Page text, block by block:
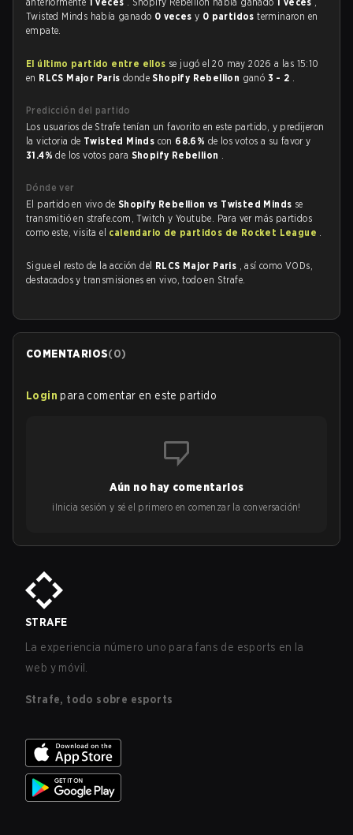
Twisted Minds había ganado 0 vecesy 0 partidosterminaron en
empate.
El último partido entre ellos se jugó el 20 may 2026 a las 15:10
en RLCS Major ParisdondeShopify Rebellion ganó 3 - 2 .
Predicción del partido
Los usuarios de Strafe tenían un favorito en este partido, y predijeron
la victoria de Twisted Minds con 68.6% de los votos a su favor y
31.4%de los votos para Shopify Rebellion .
Dónde ver
El partido en vivo de Shopify Rebellion vs Twisted Minds se
transmitió en strafe.com, Twitch y Youtube. Para ver más partidos
como este, visita el calendario de partidos de Rocket League .
Sigue el resto de la acción del RLCS Major Paris , así como VODs,
destacados y transmisiones en vivo, todo en Strafe.
COMENTARIOS(0)
Login para comentar en este partido
Aún no hay comentarios
¡Inicia sesión y sé el primero en comenzar la conversación!
STRAFE
La experiencia número uno para fans de esports en la
web y móvil.
Strafe, todo sobre esports